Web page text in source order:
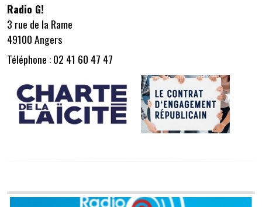
Radio G!
3 rue de la Rame
49100 Angers
Téléphone : 02 41 60 47 47